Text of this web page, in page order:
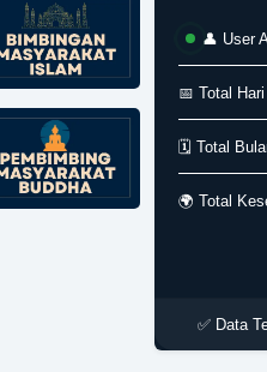
👤 User
📅 Total
🗓️ Total
🌍 Total
✅ Data